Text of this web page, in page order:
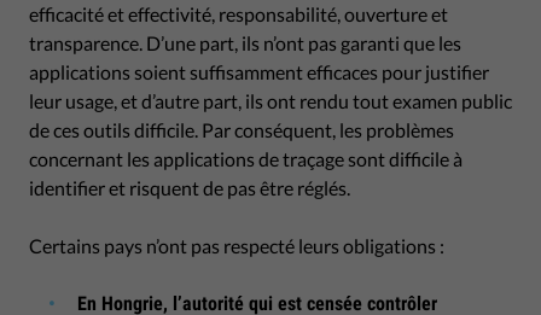
efficacité et effectivité, responsabilité, ouverture et
transparence. D’une part, ils n’ont pas garanti que les
applications soient suffisamment efficaces pour justifier
leur usage, et d’autre part, ils ont rendu tout examen public
de ces outils difficile. Par conséquent, les problèmes
concernant les applications de traçage sont difficile à
identifier et risquent de pas être réglés.
Certains pays n’ont pas respecté leurs obligations :
En Hongrie, l’autorité qui est censée contrôler